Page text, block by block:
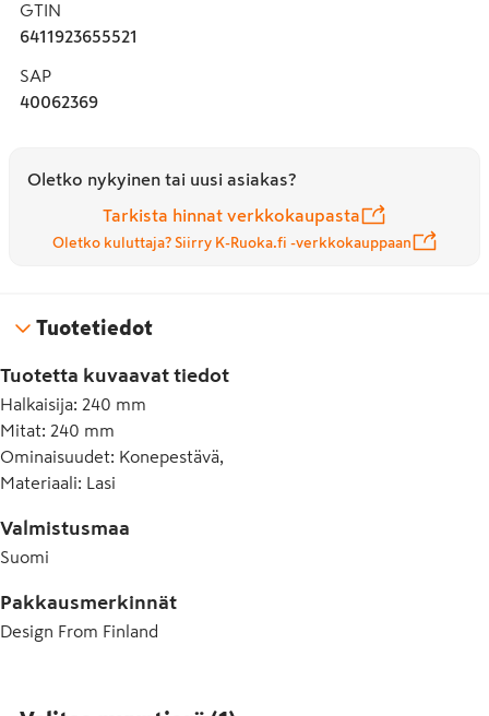
-Valmistettu Iittalan lasitehtaalla Suomessa
-Materiaali: lasi
-Konepesunkestävä
GTIN
6411923655521
SAP
40062369
Oletko nykyinen tai uusi asiakas?
Tarkista hinnat verkkokaupasta
Oletko kuluttaja? Siirry K-Ruoka.fi -verkkokauppaan
Tuotetiedot
Tuotetta kuvaavat tiedot
Halkaisija: 240 mm
Mitat: 240 mm
Ominaisuudet: Konepestävä,
Materiaali: Lasi
Valmistusmaa
Suomi
Pakkausmerkinnät
Design From Finland